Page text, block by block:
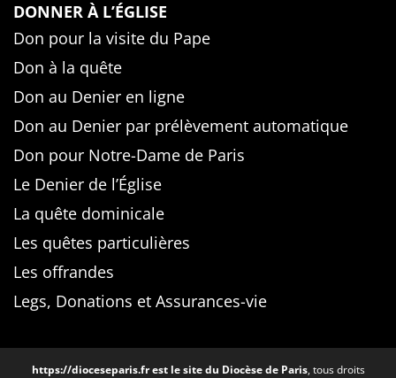
DONNER À L’ÉGLISE
Don pour la visite du Pape
Don à la quête
Don au Denier en ligne
Don au Denier par prélèvement automatique
Don pour Notre-Dame de Paris
Le Denier de l’Église
La quête dominicale
Les quêtes particulières
Les offrandes
Legs, Donations et Assurances-vie
https://dioceseparis.frest le site du Diocèse de Paris, tous droits